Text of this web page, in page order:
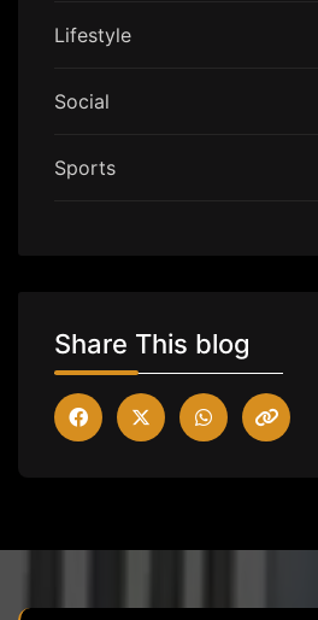
Lifestyle
Social
Sports
Share This blog